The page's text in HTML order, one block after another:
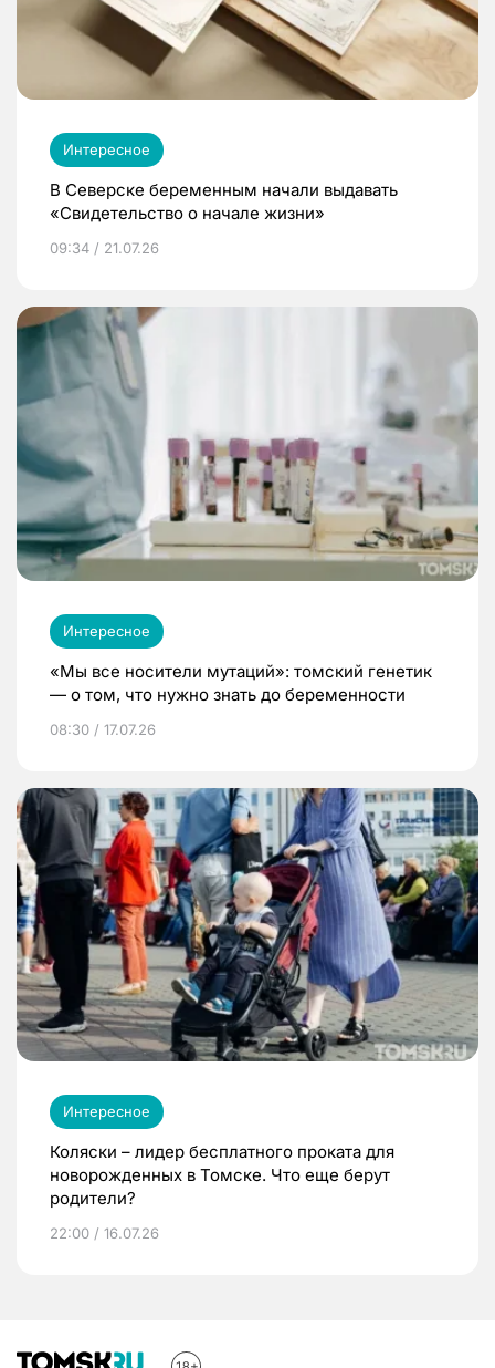
Интересное
В Северске беременным начали выдавать
«Свидетельство о начале жизни»
09:34 / 21.07.26
Интересное
«Мы все носители мутаций»: томский генетик
— о том, что нужно знать до беременности
08:30 / 17.07.26
Интересное
Коляски – лидер бесплатного проката для
новорожденных в Томске. Что еще берут
родители?
22:00 / 16.07.26